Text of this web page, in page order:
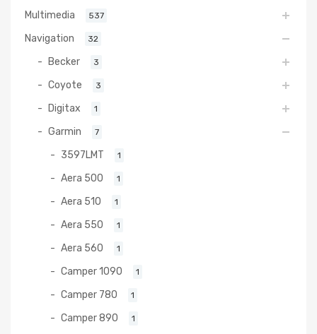
Multimedia 537
Navigation 32
Becker 3
Coyote 3
Digitax 1
Garmin 7
3597LMT 1
Aera 500 1
Aera 510 1
Aera 550 1
Aera 560 1
Camper 1090 1
Camper 780 1
Camper 890 1